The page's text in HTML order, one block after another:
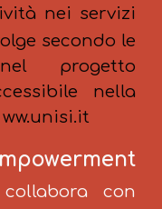
nei servizi
secondo le
progetto
nella
collabora con